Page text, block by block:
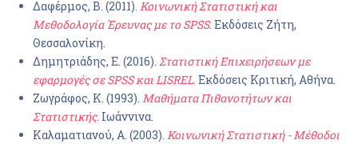
Δαφέρμος, Β. (2011). Κοινωνική Στατιστική και
Μεθοδολογία Έρευνας με τοSPSS. Εκδόσεις Ζήτη,
Θεσσαλονίκη.
Δημητριάδης, Ε. (2016). Στατιστική Επιχειρήσεων με
εφαρμογές σεSPSSκαιLISREL. Εκδόσεις Κριτική, Αθήνα.
Ζωγράφος, Κ. (1993). Μαθήματα Πιθανοτήτων και
Στατιστικής. Ιωάννινα.
Καλαματιανού, Α. (2003). Κοινωνική Στατιστική - Μέθοδοι